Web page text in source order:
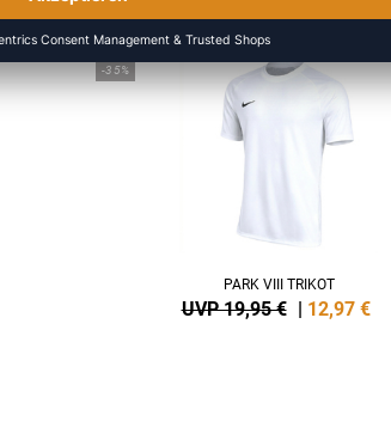
NEW
-35%
PARK VIII TRIKOT
UVP 19,95 € | 12,97 €